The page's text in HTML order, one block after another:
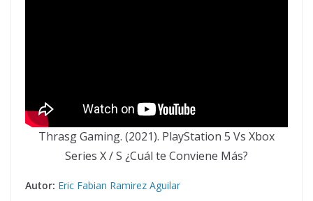
Thrasg Gaming. (2021). PlayStation 5 Vs Xbox
Series X / S ¿Cuál te Conviene Más?
Autor: Eric Fabian Ramirez Aguilar